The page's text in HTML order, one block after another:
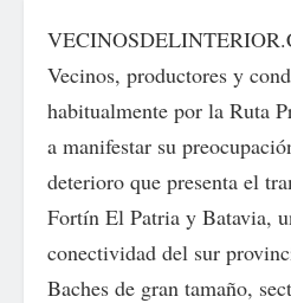
Vecinos, productores y
habitualmente por la Ruta
a manifestar su
deterioro que presenta el
Fortín El Patria y Batavia,
conectividad del sur
Baches de gran tamaño,